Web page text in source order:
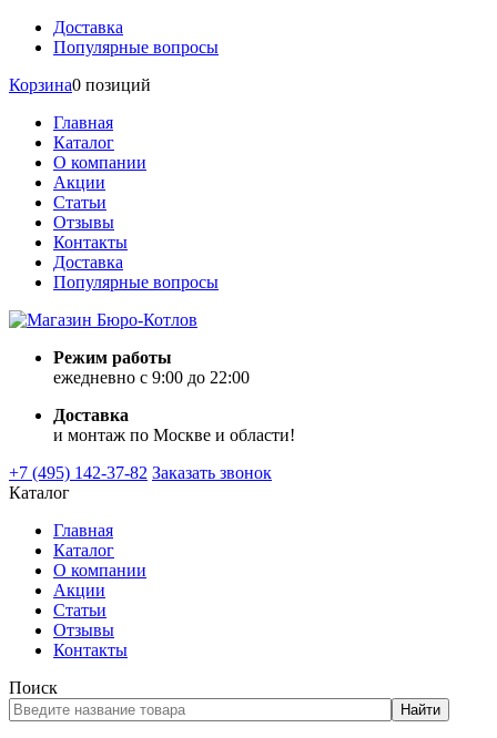
Доставка
Популярные вопросы
Корзина0 позиций
Главная
Каталог
О компании
Акции
Статьи
Отзывы
Контакты
Доставка
Популярные вопросы
Режим работы
ежедневно с 9:00 до 22:00
Доставка
и монтаж по Москве и области!
+7 (495) 142-37-82 Заказать звонок
Каталог
Главная
Каталог
О компании
Акции
Статьи
Отзывы
Контакты
Поиск
Найти